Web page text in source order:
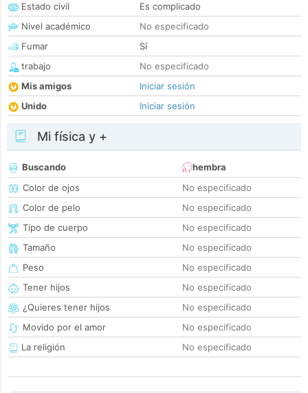
Estado civil
Es complicado
Nivel académico
No especificado
Fumar
Sí
trabajo
No especificado
Mis amigos
Iniciar sesión
Unido
Iniciar sesión
Mi física y +
Buscando
hembra
Color de ojos
No especificado
Color de pelo
No especificado
Tipo de cuerpo
No especificado
Tamaño
No especificado
Peso
No especificado
Tener hijos
No especificado
¿Quieres tener hijos
No especificado
Movido por el amor
No especificado
La religión
No especificado